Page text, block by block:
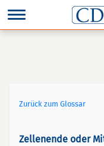
Zurück zum Glossar
Zellenende oder